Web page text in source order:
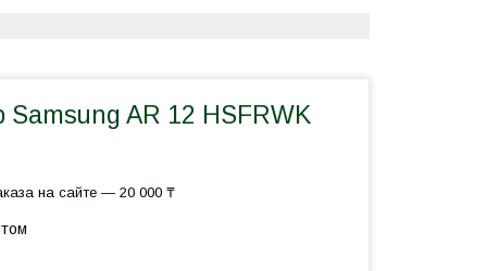
AR 12 HSFRWK
на сайте — 20 000 ₸